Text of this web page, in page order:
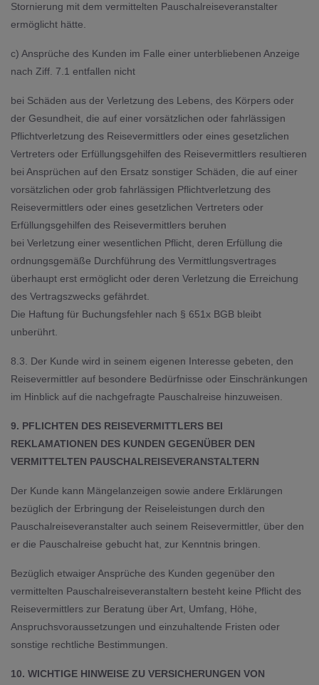
Stornierung mit dem vermittelten Pauschalreiseveranstalter
ermöglicht hätte.
c) Ansprüche des Kunden im Falle einer unterbliebenen Anzeige
nach Ziff. 7.1 entfallen nicht
bei Schäden aus der Verletzung des Lebens, des Körpers oder
der Gesundheit, die auf einer vorsätzlichen oder fahrlässigen
Pflichtverletzung des Reisevermittlers oder eines gesetzlichen
Vertreters oder Erfüllungsgehilfen des Reisevermittlers resultieren
bei Ansprüchen auf den Ersatz sonstiger Schäden, die auf einer
vorsätzlichen oder grob fahrlässigen Pflichtverletzung des
Reisevermittlers oder eines gesetzlichen Vertreters oder
Erfüllungsgehilfen des Reisevermittlers beruhen
bei Verletzung einer wesentlichen Pflicht, deren Erfüllung die
ordnungsgemäße Durchführung des Vermittlungsvertrages
überhaupt erst ermöglicht oder deren Verletzung die Erreichung
des Vertragszwecks gefährdet.
Die Haftung für Buchungsfehler nach § 651x BGB bleibt
unberührt.
8.3. Der Kunde wird in seinem eigenen Interesse gebeten, den
Reisevermittler auf besondere Bedürfnisse oder Einschränkungen
im Hinblick auf die nachgefragte Pauschalreise hinzuweisen.
9. PFLICHTEN DES REISEVERMITTLERS BEI
REKLAMATIONEN DES KUNDEN GEGENÜBER DEN
VERMITTELTEN PAUSCHALREISEVERANSTALTERN
Der Kunde kann Mängelanzeigen sowie andere Erklärungen
bezüglich der Erbringung der Reiseleistungen durch den
Pauschalreiseveranstalter auch seinem Reisevermittler, über den
er die Pauschalreise gebucht hat, zur Kenntnis bringen.
Bezüglich etwaiger Ansprüche des Kunden gegenüber den
vermittelten Pauschalreiseveranstaltern besteht keine Pflicht des
Reisevermittlers zur Beratung über Art, Umfang, Höhe,
Anspruchsvoraussetzungen und einzuhaltende Fristen oder
sonstige rechtliche Bestimmungen.
10. WICHTIGE HINWEISE ZU VERSICHERUNGEN VON